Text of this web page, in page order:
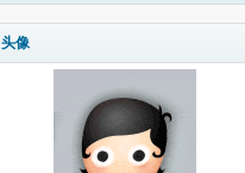
头像